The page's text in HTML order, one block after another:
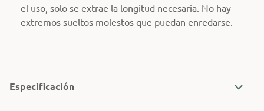
el uso, solo se extrae la longitud necesaria. No hay
extremos sueltos molestos que puedan enredarse.
Especificación